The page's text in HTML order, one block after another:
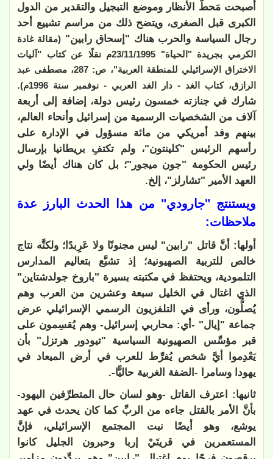
أصبحت مَحطَّ الأنظار وموضع التبجيل والتقدير من الدول
الكبرى قبل الصغرى، ويتضح ذلك من مراسم تشييع أحد
رجال السياسة والحرب هناك "إسحاق رابين" (مقالة غادة
الكرمي بجريدة "الحياة" 23/11/1995م نقلًا عن كتاب "آليات
الاختراق الإسرائيلي للمنطقة العربية"، ص: 287، مصطفى عبد
الرازق، كتاب الغد - دار الغد العربي - نوفمبر سنة 1996م)
.
شارك في جنازته خمسون رئيس دولة، إضافة إلى أربعة
آلاف من الشخصيات الرسمية من إسرائيل وأنحاء العالم،
بينهم وفد أمريكي من مائة مسؤول في الإدارة على
رأسهم الرئيس "كلينتون"، ولم تكتفِ بريطانيا بإرسال
رئيس الحكومة "جون ميجور"؛ بل كان هناك أيضًا ولي
العهد الأمير "تشارلز"، إلخ.
ويستنتج "جارودي" من هذا الحدث البارز عدة
ملاحظات:
أولها: أنَّ قاتل "رابين" ليس مجنونًا ولا عَرِبدًا؛ ولكنَّه نتاج
خالص للتربية الصهيونية؛ إذ تشبَّع بتعاليم المدارس
التلمودية، ويحتفظ في مكتبته بسيرة "باروخ جولدشتاين"
الذي اغتال في الخليل سبعة وعشرين من العرب وهم
يُصلُّون، ورأى في التلفزيون الرسمي الإسرائيلي عرض
جماعة "إيال" -أي: محاربي إسرائيل- وهم يُقسِمون على
قبر مؤسِّس الصهيونية السياسية "تيودور هرتزل" بأن
يَعْدِموا أيَّ شخص يُفرِّط للعرب في أرض الميعاد في
يهودا وسامرا -الضفة الغربية حاليًّا-.
ثانيها: اعترف القاتل -وهو لسان حال المتطرِّفين اليهود-
بأنَّ الأمر بالقتل جاءه من الربِّ كما كان يحدث في عهد
يوشع، وهو أيضًا نبت المجتمع الإسرائيلي، فإنَّ
المستعمرين في قريتَيْ إربا وحبرون الجليل كانوا